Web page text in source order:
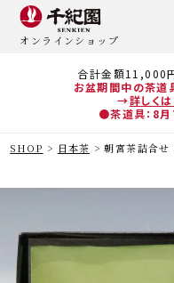
合計金額11,000
お盆期間中の茶道
→詳しく
●茶道具：8月
オンラインショップ
SHOP 日本茶 朝宮茶詰合